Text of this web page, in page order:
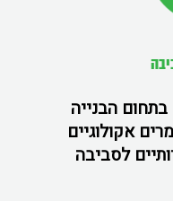
הבנייה
אקולוגיים
לסביבה